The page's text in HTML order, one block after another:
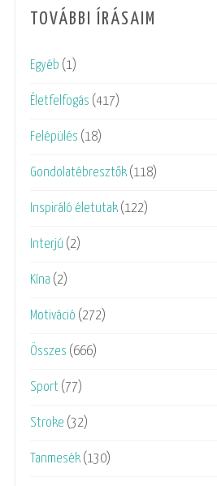
TOVÁBBI ÍRÁSAIM
Egyéb (1)
Életfelfogás (417)
Felépülés (18)
Gondolatébresztők (118)
Inspiráló életutak (122)
Interjú (2)
Kína (2)
Motiváció (272)
Összes (666)
Sport (77)
Stroke (32)
Tanmesék (130)